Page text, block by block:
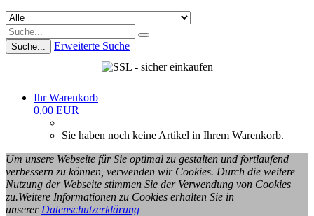
Suche... Erweiterte Suche
Ihr Warenkorb
0,00 EUR
Sie haben noch keine Artikel in Ihrem Warenkorb.
Um unsere Webseite für Sie optimal zu gestalten und fortlaufend
verbessern zu können, verwenden wir Cookies. Durch die weitere
Nutzung der Webseite stimmen Sie der Verwendung von Cookies
zu.Weitere Informationen zu Cookies erhalten Sie in
unserer Datenschutzerklärung